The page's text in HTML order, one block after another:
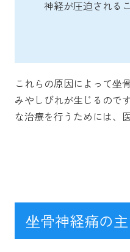
神経が圧迫される
これらの原因によって坐
みやしびれが生じるので
な治療を行うためには、
坐骨神経痛の